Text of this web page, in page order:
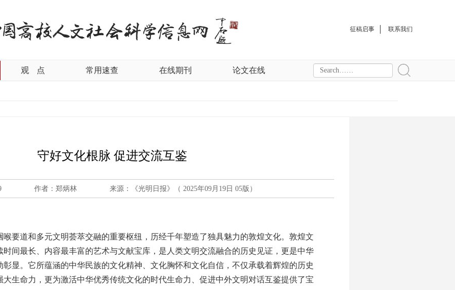
征稿启事 联系我们
观 点 常用速查 在线期刊 论文在线
守好文化根脉 促进交流互鉴
作者：郑炳林 来源：《光明日报》（ 2025年09月19日 05版）
道和多元文明荟萃交融的重要枢纽，历经千年塑造了独具魅力的敦煌文化。敦煌文
间最长、内容最丰富的艺术与文献宝库，是人类文明交流融合的历史见证，更是中华
显。它所蕴涵的中华民族的文化精神、文化胸怀和文化自信，不仅承载着辉煌的历史
生命力，更为激活中华优秀传统文化的时代生命力、促进中外文明对话互鉴提供了宝